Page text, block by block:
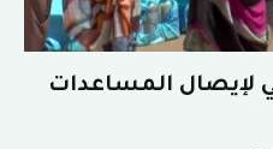
لإيصال المساعدات